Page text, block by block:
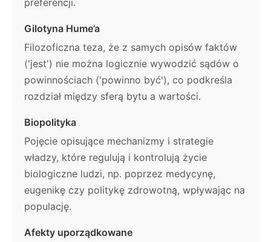
Gilotyna Hume’a
Filozoficzna teza, że z samych opisów faktów
('jest') nie można logicznie wywodzić sądów o
powinnościach ('powinno być'), co podkreśla
rozdział między sferą bytu a wartości.
Biopolityka
Pojęcie opisujące mechanizmy i strategie
władzy, które regulują i kontrolują życie
biologiczne ludzi, np. poprzez medycynę,
eugenikę czy politykę zdrowotną, wpływając na
populację.
Afekty uporządkowane